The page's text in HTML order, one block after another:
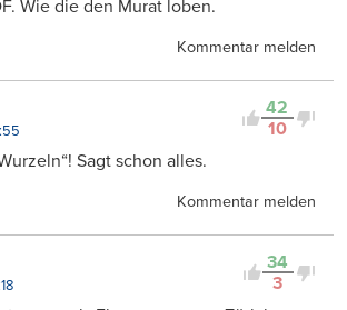
Wie die den Murat loben.
Kommentar melden
42
10
Sagt schon alles.
Kommentar melden
34
3